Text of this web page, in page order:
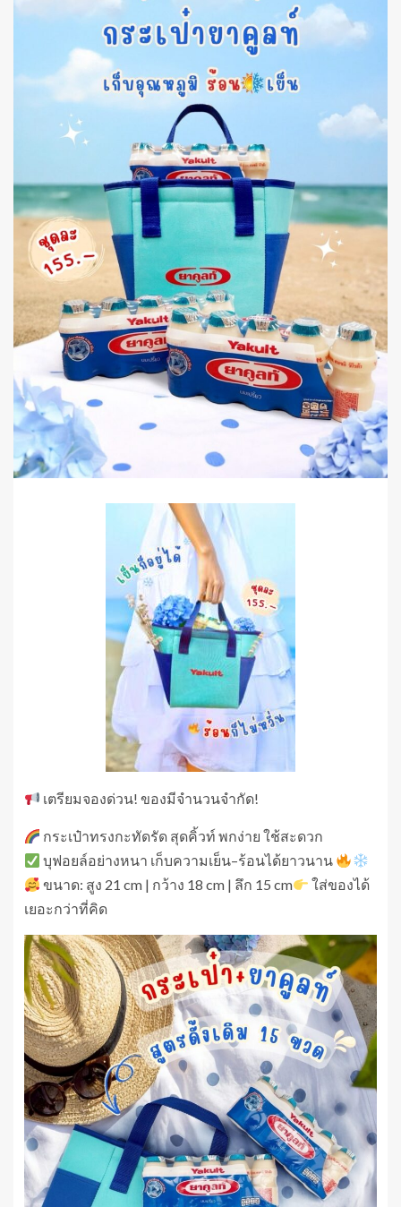
เตรียมจองด่วน! ของมีจำนวนจำกัด!
กระเป๋าทรงกะทัดรัด สุดคิ้วท์ พกง่าย ใช้สะดวก
บุฟอยล์อย่างหนา เก็บความเย็น–ร้อนได้ยาวนาน
ขนาด: สูง 21 cm | กว้าง 18 cm | ลึก 15 cm
ใส่ของได้
เยอะกว่าที่คิด